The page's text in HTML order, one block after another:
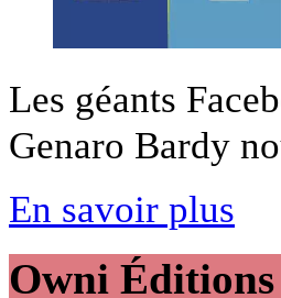
Les géants
Genaro Bardy
En savoir plus
Owni Éditions